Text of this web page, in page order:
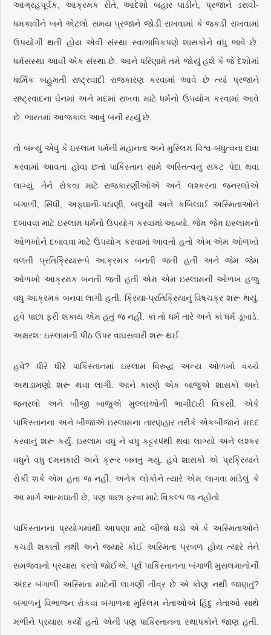
આગ્રહપૂર્વક, આક્રમક રીતે, આદેશો બહાર પાડીને, પ્રજાને ડરાવી-
ધમકાવીને બને એટલો સમય પ્રજાને જોડી રાખવામાં કે જકડી રાખવામાં
ઉપયોગી થતી હોય એવી સંસ્થા સ્વાભાવિકપણે શાસકોને વધુ ભાવે છે.
ધર્મસંસ્થા આવી એક સંસ્થા છે. આને પરિણામે તમે જોયું હશે કે જે દેશોમાં
ધાર્મિક બહુમતી રાષ્ટ્રવાદી રાજકારણ કરવામાં આવે છે ત્યાં પ્રજાને
રાષ્ટ્રવાદના ઘેનમાં અને મદમાં રાખવા માટે ધર્મનો ઉપયોગ કરવામાં આવે
છે. ભારતમાં આજકાલ આવું બની રહ્યું છે.
તો બન્યું એવું કે ઇસ્લામ ધર્મની મહાનતા અને મુસ્લિમ વિશ્વ-બંધુત્વના દાવા
કરવામાં આવતા હોવા છતાં પાકિસ્તાન સામે અસ્તિત્વનું સંકટ પેદા થવા
લાગ્યું. તેને રોકવા માટે રાજકારણીઓએ અને લશ્કરના જનરલોએ
બંગાળી, સિંધી, અફઘાની-પઠાણી, બલુચી અને કબિલાઈ અસ્મિતાઓને
દબાવવા માટે ઇસ્લામ ધર્મનો ઉપયોગ કરવામાં આવ્યો. જેમ જેમ ઇસ્લામનો
ઓળખોને દબાવવા માટે ઉપયોગ કરવામાં આવતો હતો એમ એમ ઓળખો
વળતી પ્રતિક્રિયારૂપે આક્રમક બનતી જતી હતી અને જેમ જેમ
ઓળખો આક્રમક બનતી જતી હતી એમ એમ ઇસ્લામની ઓળખ હજુ
વધુ આક્રમક બનવા લાગી હતી. ક્રિયા-પ્રતિક્રિયાનું વિષચક્ર શરૂ થયું.
હવે પાછા ફરી શકાય એમ હતું જ નહીં. કાં તો ધર્મ તારે અને કાં ધર્મ ડૂબાડે.
અક્ષરશ: ઇસ્લામની પીઠ ઉપર વાઘસવારી શરૂ થઈ.
હવે? ધીરે ધીરે પાકિસ્તાનમાં ઇસ્લામ વિરુદ્ધ અન્ય ઓળખો વચ્ચે
અથડામણો શરૂ થવા લાગી. આને કારણે એક બાજુએ શાસકો અને
જનરલો અને બીજી બાજુએ મુલ્લાઓની ભાગીદારી વિકસી. એકે
પાકિસ્તાનના અને બીજાએ ઇસ્લામના તારણહાર તરીકે એકબીજાને મદદ
કરવાનું શરૂ કર્યું. ઇસ્લામ વધુ ને વધુ કટ્ટરપંથી થવા લાગ્યો અને લશ્કર
વધુને વધુ દમનકારી અને ક્રૂર બનતું ગયું. હવે શાસકો એ પ્રક્રિયાને
રોકી શકે એમ હતા જ નહીં. અનેક લોકોને ત્યારે એમ લાગવા માંડેલું કે
આ માર્ગ આત્મઘાતી છે, પણ પાછા ફરવા માટે વિકલ્પ જ નહોતો.
પાકિસ્તાનના પ્રયોગમાંથી આપણા માટે બીજો ધડો એ કે અસ્મિતાઓને
કચડી શકાતી નથી અને જ્યારે કોઈ અસ્મિતા પ્રબળ હોય ત્યારે તેને
સમજવાનો પ્રયાસ કરવો જોઈએ. પૂર્વ પાકિસ્તાનના બંગાળી મુસલમાનોની
અંદર બંગાળી અસ્મિતા માટેની લાગણી તીવ્ર છે એ કોણ નથી જાણતું?
બંગાળનું વિભાજન રોકવા બંગાળના મુસ્લિમ નેતાઓએ હિંદુ નેતાઓ સાથે
મળીને પ્રયાસ કર્યો હતો એની પણ પાકિસ્તાનના સ્થાપકોને જાણ હતી.